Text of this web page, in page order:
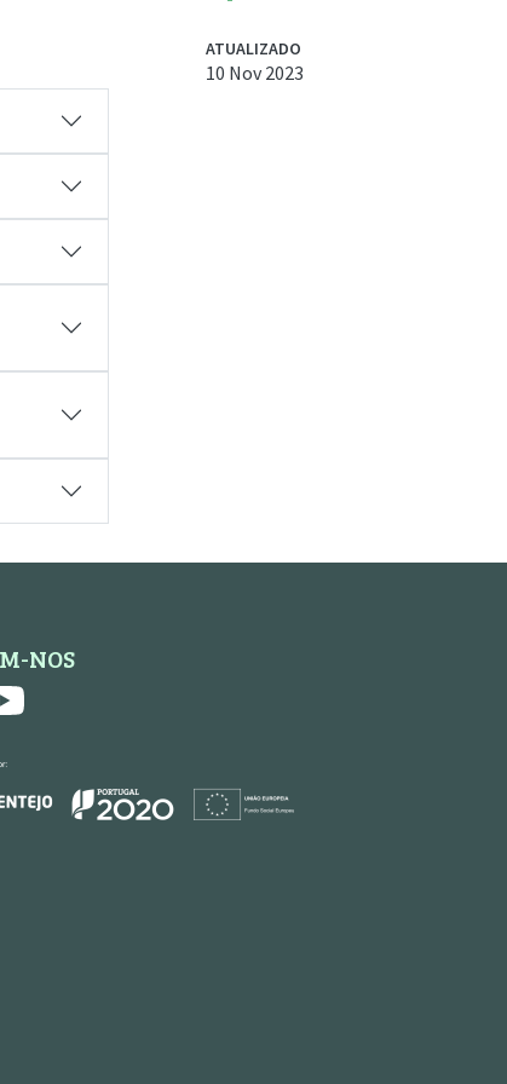
ATUALIZADO
10 Nov 2023
NOS